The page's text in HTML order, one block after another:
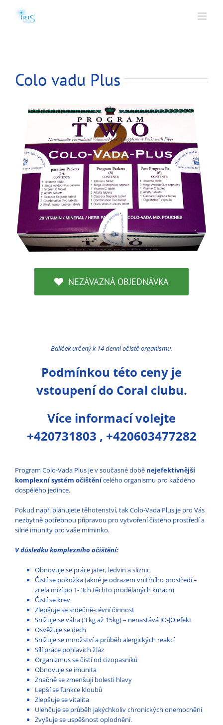
Colo vadu Plus
NEZÁVAZNÁ OBJEDNÁVKA
Balíček určený k 14 denní očistě organismu.
Podmínkou této ceny je
vstoupení do Coral clubu.
Více informací volejte
+420731803 , +420603477282
Program Colo-Vada Plus je v současné době nejefektivnější
komplexní systém očištěnícelého organismu pro každého
dospělého jedince.
Pokud např. plánujete těhotenství, tak Colo-Vada Plus je pro Vás
nezbytně potřebnou přípravou pro vytvoření čistého prostředí a
silné imunity pro vaše miminko.
V důsledku komplexního očištění:
Obnovuje se práce jater, ledvin a sliznic
Čistí se pokožka (akné je odrazem vnitřního prostředí –
zcela mizí po 1- 3ch těchto prodělaných kůrách)
Čistí se krev
Zlepšuje se srdečně-cévní činnost
Snižuje se váha (3 kg až 15kg) – nenastává JO-JO efekt
Osvěžuje se dech
Snižuje se množství a průběh alergických reakcí
Sílí práce pohlavích žláz
Organizmus se čistí od cizopasníků
Obnovuje se imunita
Značně se zmenšují bolesti hlavy
Lepší se funkce kloubů
Zlepšuje se vitalita
Ulehčuje se průběh jakýchkoliv chronických onemocnění
Zvyšuje se uspěšnost oplodnění.